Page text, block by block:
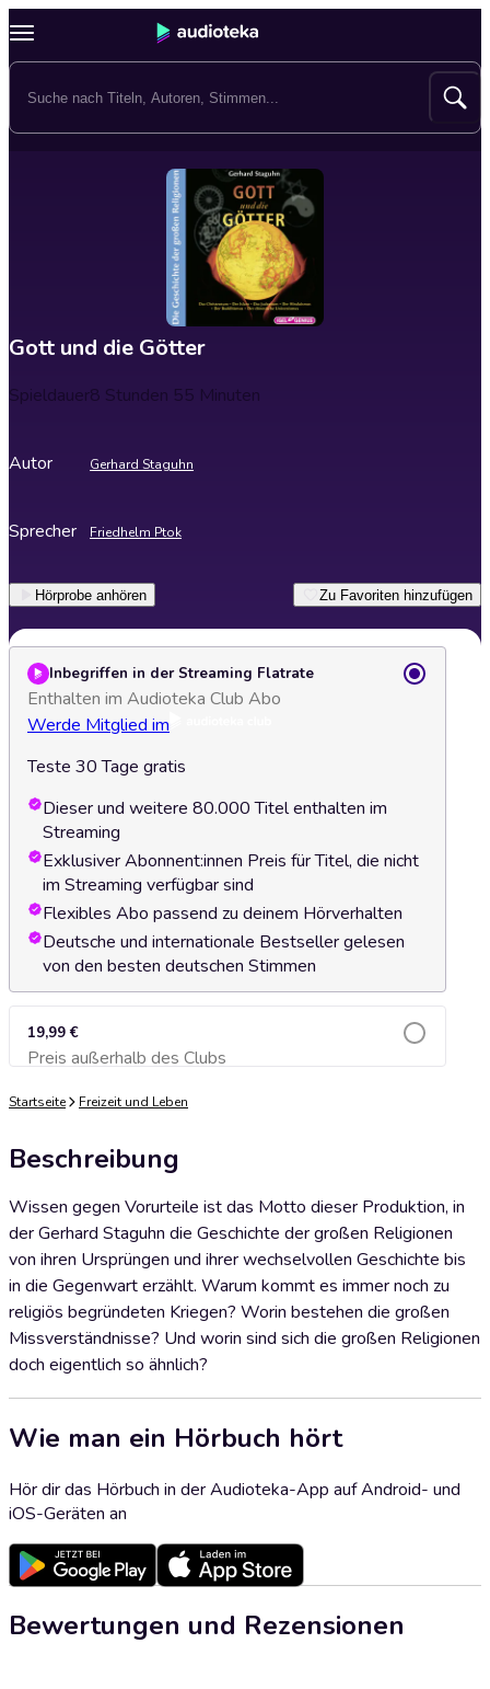
Gott und die Götter
Spieldauer8 Stunden 55 Minuten
Autor Gerhard Staguhn
Sprecher Friedhelm Ptok
Hörprobe anhören Zu Favoriten hinzufügen
Inbegriffen in der Streaming Flatrate
Enthalten im Audioteka Club Abo
Werde Mitglied im
Teste 30 Tage gratis
Dieser und weitere 80.000 Titel enthalten im
Streaming
Exklusiver Abonnent:innen Preis für Titel, die nicht
im Streaming verfügbar sind
Flexibles Abo passend zu deinem Hörverhalten
Deutsche und internationale Bestseller gelesen
von den besten deutschen Stimmen
19,99 €
Preis außerhalb des ClubsZum Warenkorb hinzufügen
Startseite Freizeit und Leben
Beschreibung
Wissen gegen Vorurteile ist das Motto dieser Produktion, in
der Gerhard Staguhn die Geschichte der großen Religionen
von ihren Ursprüngen und ihrer wechselvollen Geschichte bis
in die Gegenwart erzählt. Warum kommt es immer noch zu
religiös begründeten Kriegen? Worin bestehen die großen
Missverständnisse? Und worin sind sich die großen Religionen
doch eigentlich so ähnlich?
Wie man ein Hörbuch hört
Hör dir das Hörbuch in der Audioteka-App auf Android- und
iOS-Geräten an
Bewertungen und Rezensionen